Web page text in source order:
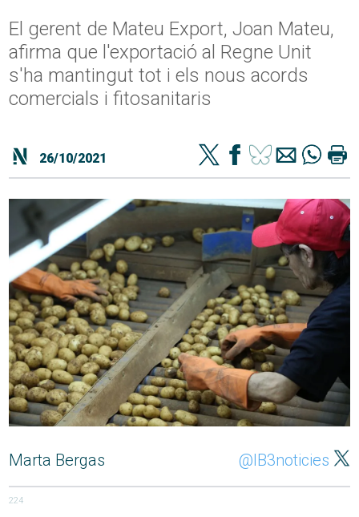
El gerent de Mateu Export, Joan Mateu,
afirma que l'exportació al Regne Unit
s'ha mantingut tot i els nous acords
comercials i fitosanitaris
26/10/2021
Marta Bergas @IB3noticies
224